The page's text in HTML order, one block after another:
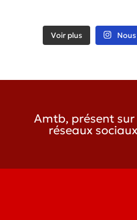
Voir plus
Amtb, présent sur
réseaux sociaux